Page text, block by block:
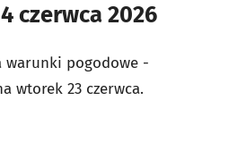
czerwca 2026
warunki pogodowe -
wtorek 23 czerwca.